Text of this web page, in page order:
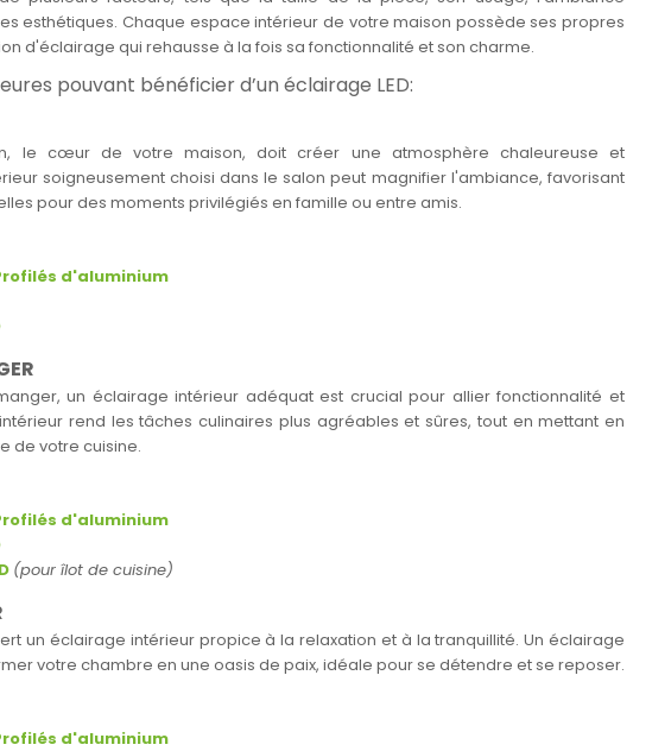
esthétiques. Chaque espace intérieur de votre maison possède ses propres
d'éclairage qui rehausse à la fois sa fonctionnalité et son charme.
pouvant bénéficier d’un éclairage LED:
le cœur de votre maison, doit créer une atmosphère chaleureuse et
soigneusement choisi dans le salon peut magnifier l'ambiance, favorisant
pour des moments privilégiés en famille ou entre amis.
d'aluminium
un éclairage intérieur adéquat est crucial pour allier fonctionnalité et
rend les tâches culinaires plus agréables et sûres, tout en mettant en
de votre cuisine.
d'aluminium
(pour îlot de cuisine)
un éclairage intérieur propice à la relaxation et à la tranquillité. Un éclairage
votre chambre en une oasis de paix, idéale pour se détendre et se reposer.
d'aluminium